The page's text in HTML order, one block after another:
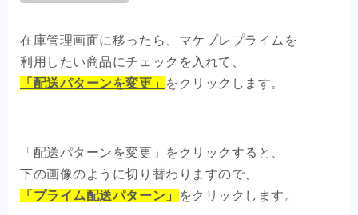
在庫管理画面に移ったら、マケプレプライムを
利用したい商品にチェックを入れて、
「配送パターンを変更」
をクリックします。
「配送パターンを変更」をクリックすると、
下の画像のように切り替わりますので、
「プライム配送パターン」
をクリックします。